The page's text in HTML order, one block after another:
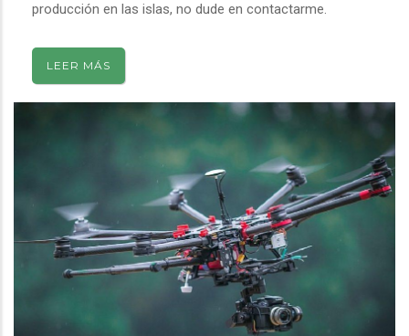
producción en las islas, no dude en contactarme.
LEER MÁS